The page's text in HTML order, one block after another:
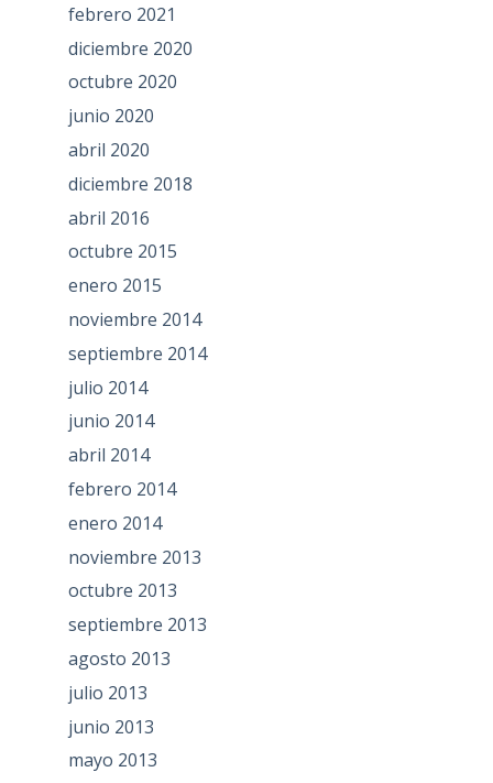
febrero 2021
diciembre 2020
octubre 2020
junio 2020
abril 2020
diciembre 2018
abril 2016
octubre 2015
enero 2015
noviembre 2014
septiembre 2014
julio 2014
junio 2014
abril 2014
febrero 2014
enero 2014
noviembre 2013
octubre 2013
septiembre 2013
agosto 2013
julio 2013
junio 2013
mayo 2013